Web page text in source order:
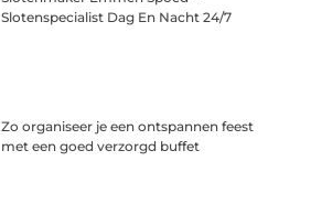
Slotenspecialist Dag En Nacht 24/7
Zo organiseer je een ontspannen feest
met een goed verzorgd buffet